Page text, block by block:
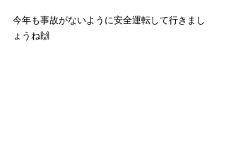
今年も事故がないように安全運転して行きまし
ょうね🙌